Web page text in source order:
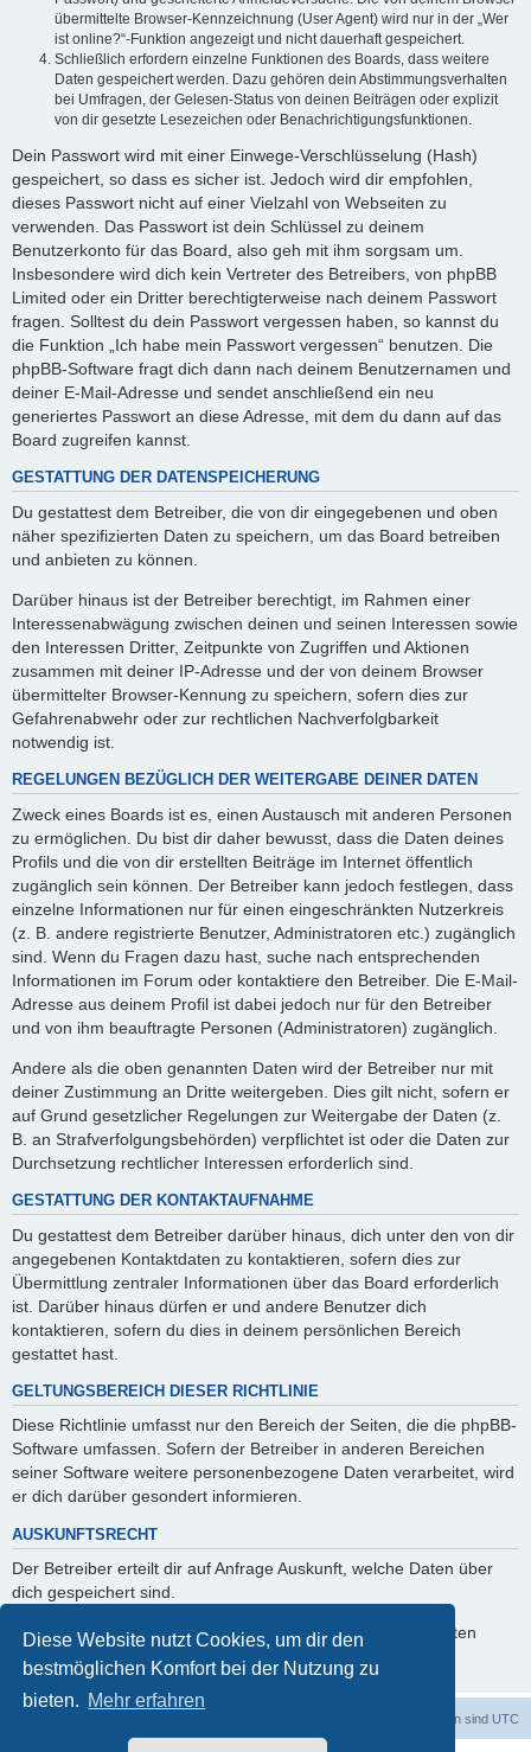
Diese Website nutzt Cookies, um dir den
bestmöglichen Komfort bei der Nutzung zu
bieten. Mehr erfahren
übermittelte Browser-Kennzeichnung (User Agent) wird nur in der „Wer
ist online?“-Funktion angezeigt und nicht dauerhaft gespeichert.
Schließlich erfordern einzelne Funktionen des Boards, dass weitere
Daten gespeichert werden. Dazu gehören dein Abstimmungsverhalten
bei Umfragen, der Gelesen-Status von deinen Beiträgen oder explizit
von dir gesetzte Lesezeichen oder Benachrichtigungsfunktionen.
Dein Passwort wird mit einer Einwege-Verschlüsselung (Hash)
gespeichert, so dass es sicher ist. Jedoch wird dir empfohlen,
dieses Passwort nicht auf einer Vielzahl von Webseiten zu
verwenden. Das Passwort ist dein Schlüssel zu deinem
Benutzerkonto für das Board, also geh mit ihm sorgsam um.
Insbesondere wird dich kein Vertreter des Betreibers, von phpBB
Limited oder ein Dritter berechtigterweise nach deinem Passwort
fragen. Solltest du dein Passwort vergessen haben, so kannst du
die Funktion „Ich habe mein Passwort vergessen“ benutzen. Die
phpBB-Software fragt dich dann nach deinem Benutzernamen und
deiner E-Mail-Adresse und sendet anschließend ein neu
generiertes Passwort an diese Adresse, mit dem du dann auf das
Board zugreifen kannst.
GESTATTUNG DER DATENSPEICHERUNG
Du gestattest dem Betreiber, die von dir eingegebenen und oben
näher spezifizierten Daten zu speichern, um das Board betreiben
und anbieten zu können.
Darüber hinaus ist der Betreiber berechtigt, im Rahmen einer
Interessenabwägung zwischen deinen und seinen Interessen sowie
den Interessen Dritter, Zeitpunkte von Zugriffen und Aktionen
zusammen mit deiner IP-Adresse und der von deinem Browser
übermittelter Browser-Kennung zu speichern, sofern dies zur
Gefahrenabwehr oder zur rechtlichen Nachverfolgbarkeit
notwendig ist.
REGELUNGEN BEZÜGLICH DER WEITERGABE DEINER DATEN
Zweck eines Boards ist es, einen Austausch mit anderen Personen
zu ermöglichen. Du bist dir daher bewusst, dass die Daten deines
Profils und die von dir erstellten Beiträge im Internet öffentlich
zugänglich sein können. Der Betreiber kann jedoch festlegen, dass
einzelne Informationen nur für einen eingeschränkten Nutzerkreis
(z. B. andere registrierte Benutzer, Administratoren etc.) zugänglich
sind. Wenn du Fragen dazu hast, suche nach entsprechenden
Informationen im Forum oder kontaktiere den Betreiber. Die E-Mail-
Adresse aus deinem Profil ist dabei jedoch nur für den Betreiber
und von ihm beauftragte Personen (Administratoren) zugänglich.
Andere als die oben genannten Daten wird der Betreiber nur mit
deiner Zustimmung an Dritte weitergeben. Dies gilt nicht, sofern er
auf Grund gesetzlicher Regelungen zur Weitergabe der Daten (z.
B. an Strafverfolgungsbehörden) verpflichtet ist oder die Daten zur
Durchsetzung rechtlicher Interessen erforderlich sind.
GESTATTUNG DER KONTAKTAUFNAHME
Du gestattest dem Betreiber darüber hinaus, dich unter den von dir
angegebenen Kontaktdaten zu kontaktieren, sofern dies zur
Übermittlung zentraler Informationen über das Board erforderlich
ist. Darüber hinaus dürfen er und andere Benutzer dich
kontaktieren, sofern du dies in deinem persönlichen Bereich
gestattet hast.
GELTUNGSBEREICH DIESER RICHTLINIE
Diese Richtlinie umfasst nur den Bereich der Seiten, die die phpBB-
Software umfassen. Sofern der Betreiber in anderen Bereichen
seiner Software weitere personenbezogene Daten verarbeitet, wird
er dich darüber gesondert informieren.
AUSKUNFTSRECHT
Der Betreiber erteilt dir auf Anfrage Auskunft, welche Daten über
dich gespeichert sind.
Du kannst jederzeit die Löschung bzw. Sperrung deiner Daten
verlangen. Kontaktiere hierzu bitte den Betreiber.
Alle Zeiten sind UTC